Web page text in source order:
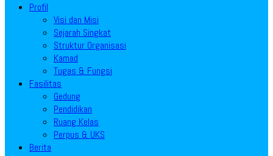
Profil
Visi dan Misi
Sejarah Singkat
Struktur Organisasi
Kamad
Tugas & Fungsi
Fasilitas
Gedung
Pendidikan
Ruang Kelas
Perpus & UKS
Berita